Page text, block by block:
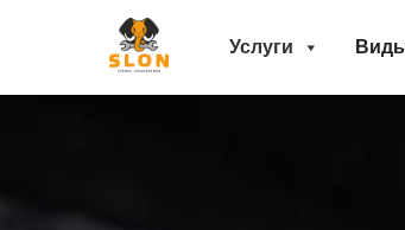
Услуги